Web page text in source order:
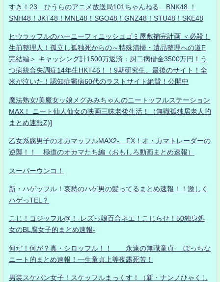
すき！23 ひうらのアニメ放送局101ちゃんねる BNK48 ！
SNH48！JKT48！MNL48！SGO48！GNZ48！STU48！SKE48
ヒウラッフルのハーニーフィニッシュゴミ屋敷補完計画 ＜必殺！
生前整理人！孤立し孤独死からの～特殊清掃・遺品整理への道F
完結編＞ キャッシング計1500万返済：厨二病借金3500万円！う
つ病統合失調症14年生HKT46！！9期研究生、最後のサイト！全
米が泣いた！認知症鬱病60代のラストサイト絶賛！公開中
魔法熟女/美魔女ッ娘メグみみちゃんのニートッフルステーション
MAX！ ニート仙人仙女の映画三昧老後生活！（無職孤独居老人的
まとめ速報Z)]
乙女系腐男子のオカマッフルMAX2- FX！オ・カマトレーダーの
逆襲！！ 極道のオカマたち編（おもしろ動画まとめ速報）
スーパーウンコ！
新・ハゲッフル！哀愁のハゲ男の髪ってるまとめ速報！！激しく
ハゲっTEL？
こじ！コジッフル@！-レズっ娘百合ネエ！こじらせ！50独身処
女のBL腐女子的まとめ速報-
何だ！何が？真・シロッフル！！ 永遠の無職童貞- ぼっちな
ニート的まとめ速報！一生童貞上等夜露死苦！
男装スケバン女子！スケッフルまっくす！（新・ナンノひゃくし